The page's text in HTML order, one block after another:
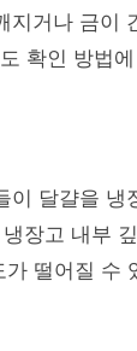
거나 금이
확인 방법
이 달걀을 냉
장고 내부
떨어질 수